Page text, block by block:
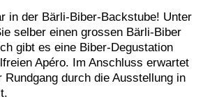
in der Bärli-Biber-Backstube! Unter
selber einen grossen Bärli-Biber
gibt es eine Biber-Degustation
Apéro. Im Anschluss erwartet
Rundgang durch die Ausstellung in